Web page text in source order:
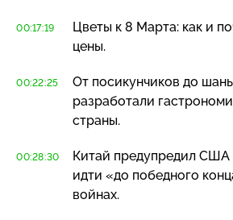
00:17:19
Цветы к 8 Марта: как и
цены.
00:22:25
От посикунчиков до
разработали
страны.
00:28:30
Китай предупредил США
идти «до победного
войнах.